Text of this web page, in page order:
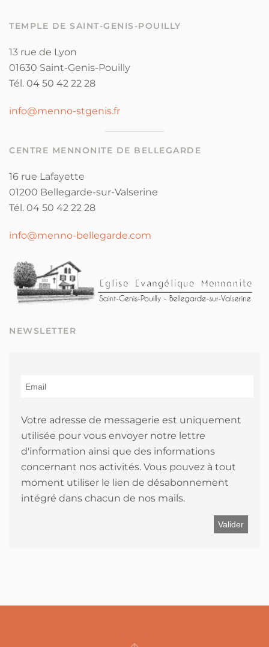
TEMPLE DE SAINT-GENIS-POUILLY
13 rue de Lyon
01630 Saint-Genis-Pouilly
Tél. 04 50 42 22 28
info@menno-stgenis.fr
CENTRE MENNONITE DE BELLEGARDE
16 rue Lafayette
01200 Bellegarde-sur-Valserine
Tél. 04 50 42 22 28
info@menno-bellegarde.com
NEWSLETTER
Votre adresse de messagerie est uniquement
utilisée pour vous envoyer notre lettre
d'information ainsi que des informations
concernant nos activités. Vous pouvez à tout
moment utiliser le lien de désabonnement
intégré dans chacun de nos mails.